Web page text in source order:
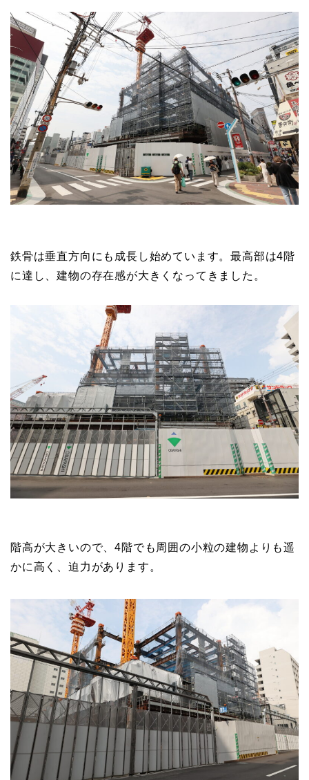
鉄骨は垂直方向にも成長し始めています。最高部は4階
に達し、建物の存在感が大きくなってきました。
階高が大きいので、4階でも周囲の小粒の建物よりも遥
かに高く、迫力があります。